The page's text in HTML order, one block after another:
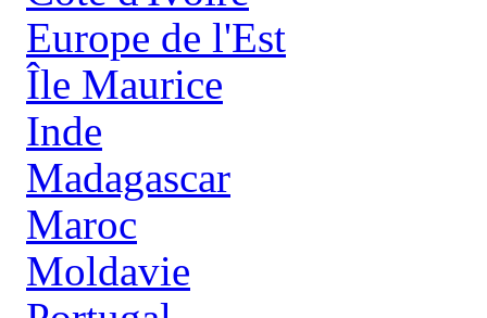
Europe de l'Est
Île Maurice
Inde
Madagascar
Maroc
Moldavie